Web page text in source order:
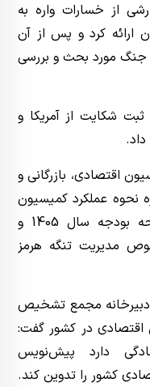
از خسارات واره به
کرد و پس از آن
جنگ مورد بحث و بررسی
شکایت از آمریکا و
اقتصادی، بازرگانی و
نحوه عملکرد کمیسیون
در روز‌های اول جنگ و بررسی لایحه بودجه سال 1405 و
مدیریت تنگه هرمز
دبیرخانه مجمع تشخیص
اقتصادی در کشور گفت:
دارد پیش‌نویس
کشور را تدوین کند.